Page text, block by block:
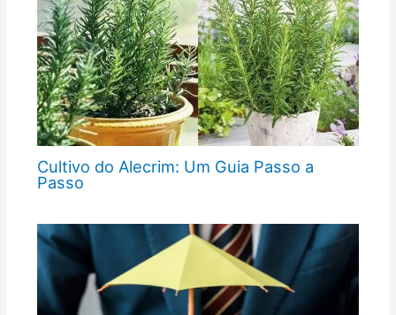
Cultivo do Alecrim: Um Guia Passo a
Passo